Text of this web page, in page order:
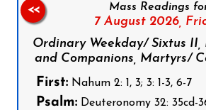
Mass Readings
7 August 2026,
Ordinary Weekday/ Sixtus II,
and Companions, Martyrs/
First: Nahum 2: 1, 3; 3: 1-3, 6-7
Psalm: Deuteronomy 32: 35cd-
<<